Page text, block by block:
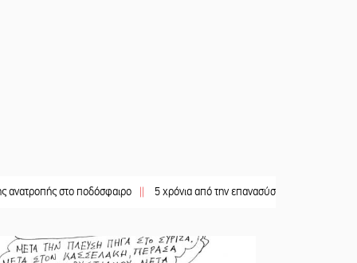
στο ποδόσφαιρο || 5 χρόνια από την επανασύσταση της ΙΜ Παναγίας